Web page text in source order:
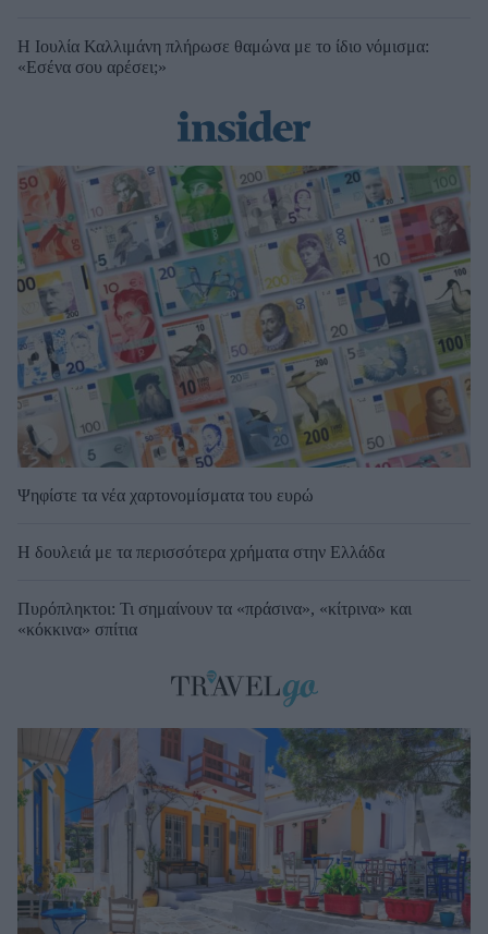
Η Ιουλία Καλλιμάνη πλήρωσε θαμώνα με το ίδιο νόμισμα:
«Εσένα σου αρέσει;»
Ψηφίστε τα νέα χαρτονομίσματα του ευρώ
Η δουλειά με τα περισσότερα χρήματα στην Ελλάδα
Πυρόπληκτοι: Τι σημαίνουν τα «πράσινα», «κίτρινα» και
«κόκκινα» σπίτια